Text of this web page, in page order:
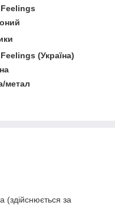
(Україна)
метал
(здійснюється за